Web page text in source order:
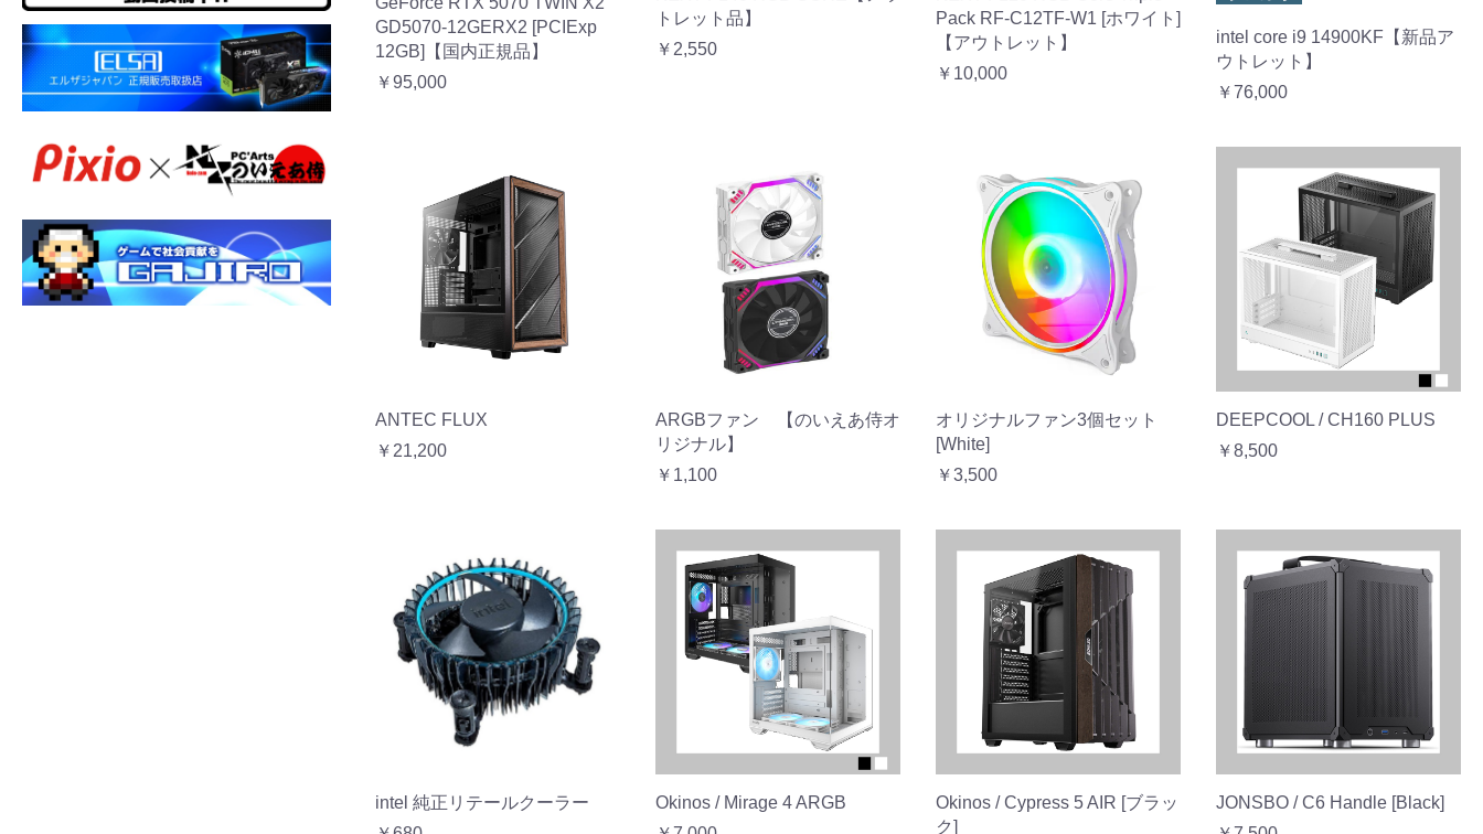
GD5070-12GERX2 [PCIExp
12GB]【国内正規品】
￥95,000
トレット品】
￥2,550
Pack RF-C12TF-W1 [ホワイト]
【アウトレット】
￥10,000
intel core i9 14900KF【新品ア
ウトレット】
￥76,000
ANTEC FLUX
￥21,200
ARGBファン 【のいえあ侍オ
リジナル】
￥1,100
オリジナルファン3個セット
[White]
￥3,500
DEEPCOOL / CH160 PLUS
￥8,500
intel 純正リテールクーラー
Okinos / Mirage 4 ARGB
Okinos / Cypress 5 AIR [ブラッ
ク]
JONSBO / C6 Handle [Black]